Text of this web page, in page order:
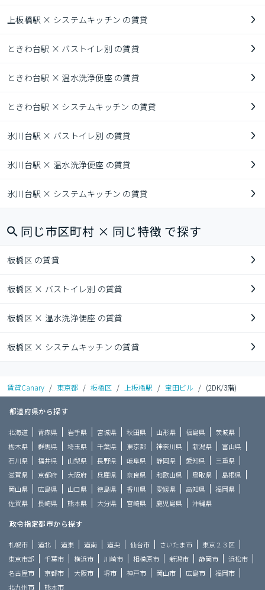
上板橋駅 × システムキッチン の賃貸
ときわ台駅 × バストイレ別 の賃貸
ときわ台駅 × 温水洗浄便座 の賃貸
ときわ台駅 × システムキッチン の賃貸
氷川台駅 × バストイレ別 の賃貸
氷川台駅 × 温水洗浄便座 の賃貸
氷川台駅 × システムキッチン の賃貸
同じ市区町村 × 同じ特徴 で探す
板橋区 の賃貸
板橋区 × バストイレ別 の賃貸
板橋区 × 温水洗浄便座 の賃貸
板橋区 × システムキッチン の賃貸
賃貸Canary / 東京都 / 板橋区 / 上板橋駅 / 宝田ビル / (2DK/3階)
都道府県から探す
北海道 青森県 岩手県 宮城県 秋田県 山形県 福島県
茨城県
栃木県
群馬県 埼玉県 千葉県 東京都 神奈川県 新潟県
富山県
石川県
福井県 山梨県 長野県 岐阜県 静岡県 愛知県
三重県
滋賀県
京都府 大阪府 兵庫県 奈良県 和歌山県 鳥取県
島根県
岡山県
広島県 山口県 徳島県 香川県 愛媛県 高知県
福岡県
佐賀県
長崎県 熊本県 大分県 宮崎県 鹿児島県 沖縄県
政令指定都市から探す
札幌市 道北 道東 道南 道央 仙台市 さいたま市
東京２３区
東京市部
千葉市 横浜市 川崎市 相模原市 新潟市 静岡市
浜松市
名古屋市
京都市 大阪市 堺市 神戸市 岡山市 広島市
福岡市
北九州市
熊本市